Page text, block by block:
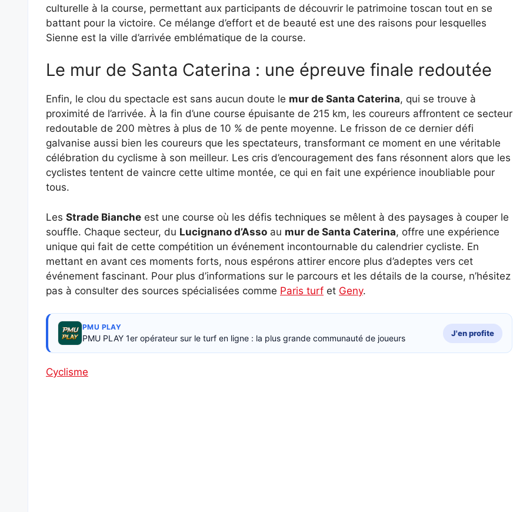
culturelle à la course, permettant aux participants de découvrir le patrimoine toscan tout en se
battant pour la victoire. Ce mélange d’effort et de beauté est une des raisons pour lesquelles
Sienne est la ville d’arrivée emblématique de la course.
Le mur de Santa Caterina : une épreuve finale redoutée
Enfin, le clou du spectacle est sans aucun doute le mur de Santa Caterina, qui se trouve à
proximité de l’arrivée. À la fin d’une course épuisante de 215 km, les coureurs affrontent ce secteur
redoutable de 200 mètres à plus de 10 % de pente moyenne. Le frisson de ce dernier défi
galvanise aussi bien les coureurs que les spectateurs, transformant ce moment en une véritable
célébration du cyclisme à son meilleur. Les cris d’encouragement des fans résonnent alors que les
cyclistes tentent de vaincre cette ultime montée, ce qui en fait une expérience inoubliable pour
tous.
Les Strade Bianche est une course où les défis techniques se mêlent à des paysages à couper le
souffle. Chaque secteur, du Lucignano d’Asso au mur de Santa Caterina, offre une expérience
unique qui fait de cette compétition un événement incontournable du calendrier cycliste. En
mettant en avant ces moments forts, nous espérons attirer encore plus d’adeptes vers cet
événement fascinant. Pour plus d’informations sur le parcours et les détails de la course, n’hésitez
pas à consulter des sources spécialisées comme Paris turf et Geny.
PMU PLAY
PMU PLAY 1er opérateur sur le turf en ligne : la plus grande communauté de joueurs
J'en profite
Cyclisme